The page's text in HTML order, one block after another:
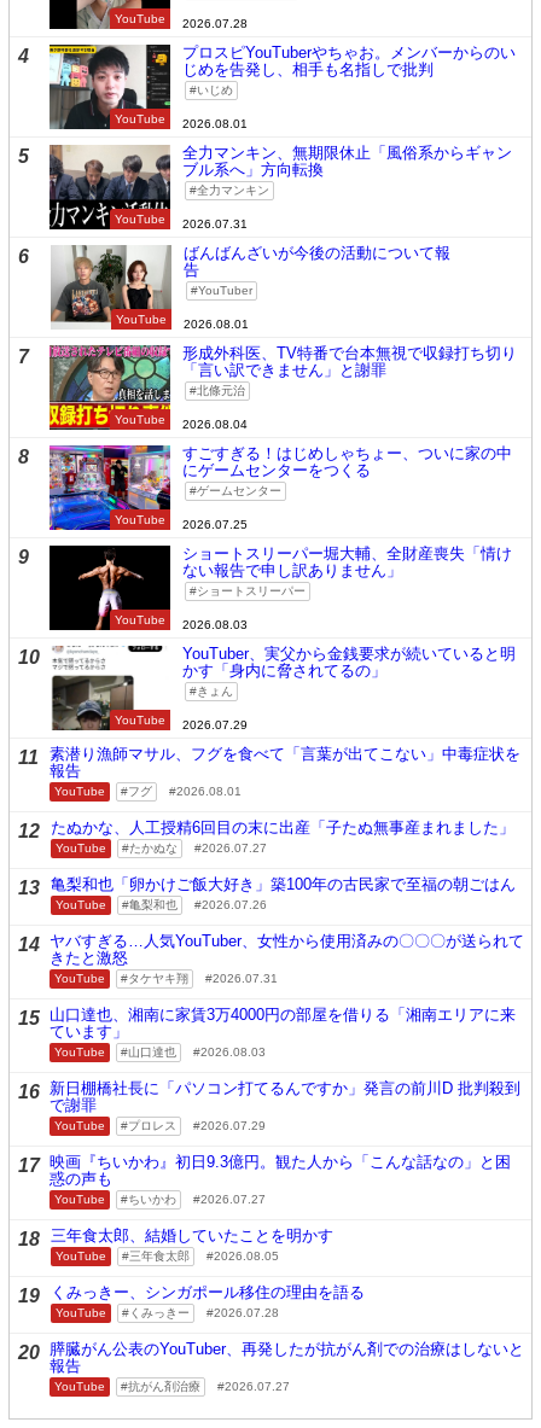
YouTube 2026.07.28
4
YouTube
プロスピYouTuberやちゃお。メンバーからのい
じめを告発し、相手も名指しで批判
いじめ
2026.08.01
5
YouTube
全力マンキン、無期限休止「風俗系からギャン
ブル系へ」方向転換
全力マンキン
2026.07.31
6
YouTube
ばんばんざいが今後の活動について報
告
YouTuber
2026.08.01
7
YouTube
形成外科医、TV特番で台本無視で収録打ち切り
「言い訳できません」と謝罪
北條元治
2026.08.04
8
YouTube
すごすぎる！はじめしゃちょー、ついに家の中
にゲームセンターをつくる
ゲームセンター
2026.07.25
9
YouTube
ショートスリーパー堀大輔、全財産喪失「情け
ない報告で申し訳ありません」
ショートスリーパー
2026.08.03
10
YouTube
YouTuber、実父から金銭要求が続いていると明
かす「身内に脅されてるの」
きょん
2026.07.29
11
素潜り漁師マサル、フグを食べて「言葉が出てこない」中毒症状を
報告
YouTube フグ 2026.08.01
12 たぬかな、人工授精6回目の末に出産「子たぬ無事産まれました」
YouTube たかぬな 2026.07.27
13 亀梨和也「卵かけご飯大好き」築100年の古民家で至福の朝ごはん
YouTube 亀梨和也 2026.07.26
14 ヤバすぎる…人気YouTuber、女性から使用済みの〇〇〇が送られて
きたと激怒
YouTube タケヤキ翔 2026.07.31
15 山口達也、湘南に家賃3万4000円の部屋を借りる「湘南エリアに来
ています」
YouTube 山口達也 2026.08.03
16 新日棚橋社長に「パソコン打てるんですか」発言の前川D 批判殺到
で謝罪
YouTube プロレス 2026.07.29
17 映画『ちいかわ』初日9.3億円。観た人から「こんな話なの」と困
惑の声も
YouTube ちいかわ 2026.07.27
18 三年食太郎、結婚していたことを明かす
YouTube 三年食太郎 2026.08.05
19 くみっきー、シンガポール移住の理由を語る
YouTube くみっきー 2026.07.28
20 膵臓がん公表のYouTuber、再発したが抗がん剤での治療はしないと
報告
YouTube 抗がん剤治療 2026.07.27